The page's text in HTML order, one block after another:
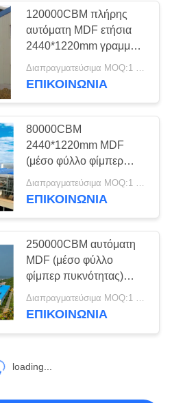
και
16
36
27
120000CBM πλήρης
αυτόματη MDF ετήσια
2440*1220mm γραμμή
παραγωγής
ΕΠΙΚΟΙΝΩΝΊΑ
80000CBM
2440*1220mm MDF
(μέσο φύλλο φίμπερ
πυκνότητας) γραμμή
παραγωγής
Διαπραγματεύσιμα MOQ:1 ομάδα
ΕΠΙΚΟΙΝΩΝΊΑ
250000CBM αυτόματη
MDF (μέσο φύλλο
φίμπερ πυκνότητας)
γραμμή παραγωγής
μηχανών
Διαπραγματεύσιμα MOQ:1 ομάδα
ΕΠΙΚΟΙΝΩΝΊΑ
loading...